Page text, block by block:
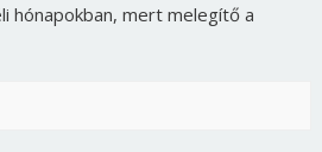
hónapokban, mert melegítő a